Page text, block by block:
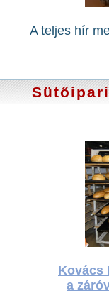
A teljes hír
Kovács
a